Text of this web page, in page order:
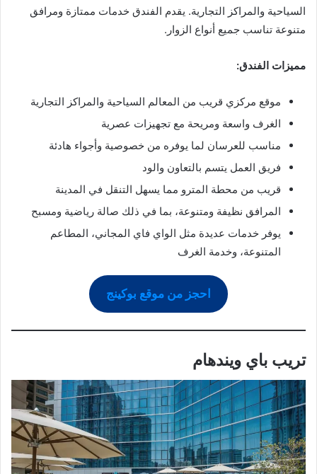
السياحية والمراكز التجارية. يقدم الفندق خدمات ممتازة ومرافق
متنوعة تناسب جميع أنواع الزوار.
مميزات الفندق:
موقع مركزي قريب من المعالم السياحية والمراكز التجارية
الغرف واسعة ومريحة مع تجهيزات عصرية
مناسب للعرسان لما يوفره من خصوصية وأجواء هادئة
فريق العمل يتسم بالتعاون والود
قريب من محطة المترو مما يسهل التنقل في المدينة
المرافق نظيفة ومتنوعة، بما في ذلك صالة رياضية ومسبح
يوفر خدمات عديدة مثل الواي فاي المجاني، المطاعم
المتنوعة، وخدمة الغرف
احجز من موقع بوكينج
تريب باي ويندهام